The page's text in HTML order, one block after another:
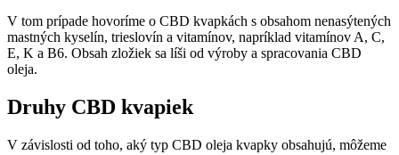
V tom prípade hovoríme o CBD kvapkách s obsahom nenasýtených
mastných kyselín, trieslovín a vitamínov, napríklad vitamínov A, C,
E, K a B6. Obsah zložiek sa líši od výroby a spracovania CBD
oleja.
Druhy CBD kvapiek
V závislosti od toho, aký typ CBD oleja kvapky obsahujú, môžeme